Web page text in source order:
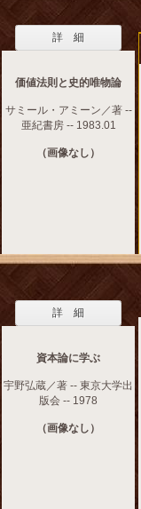
詳 細
価値法則と史的唯物論
サミール・アミーン／著 --
亜紀書房 -- 1983.01
（画像なし）
詳 細
資本論に学ぶ
宇野弘蔵／著 -- 東京大学出
版会 -- 1978
（画像なし）